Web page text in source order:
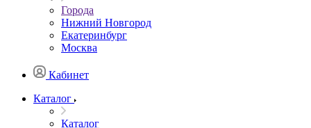
Города
Нижний Новгород
Екатеринбург
Москва
Кабинет
Каталог
Каталог